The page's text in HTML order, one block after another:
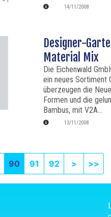
14/11/2008
Designer-
Material Mix
Die Eichenwald
ein neues Sortiment
überzeugen die
Formen und die
Bambus, mit V2A...
13/11/2008
90 91 92 >Next
>>